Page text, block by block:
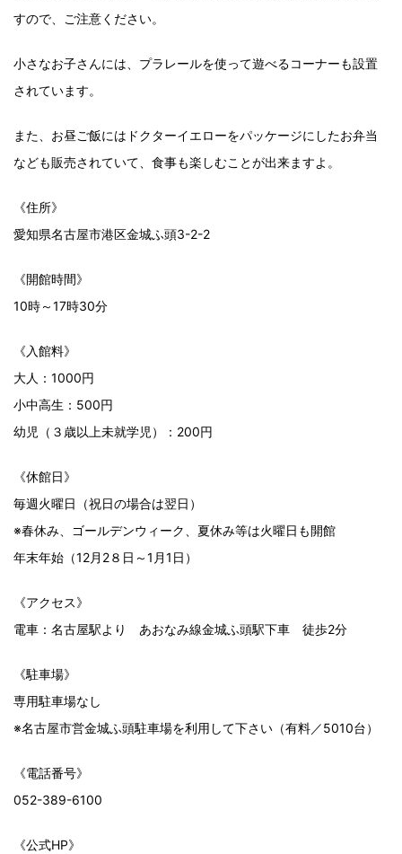
すので、ご注意ください。
小さなお子さんには、プラレールを使って遊べるコーナーも設置
されています。
また、お昼ご飯にはドクターイエローをパッケージにしたお弁当
なども販売されていて、食事も楽しむことが出来ますよ。
《住所》
愛知県名古屋市港区金城ふ頭3-2-2
《開館時間》
10時～17時30分
《入館料》
大人：1000円
小中高生：500円
幼児（３歳以上未就学児）：200円
《休館日》
毎週火曜日（祝日の場合は翌日）
※春休み、ゴールデンウィーク、夏休み等は火曜日も開館
年末年始（12月2８日～1月1日）
《アクセス》
電車：名古屋駅より あおなみ線金城ふ頭駅下車 徒歩2分
《駐車場》
専用駐車場なし
※名古屋市営金城ふ頭駐車場を利用して下さい（有料／5010台）
《電話番号》
052-389-6100
《公式HP》